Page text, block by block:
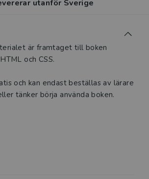
utanför Sverige
är framtaget till boken
och CSS.
och kan endast beställas av lärare
tänker börja använda boken.